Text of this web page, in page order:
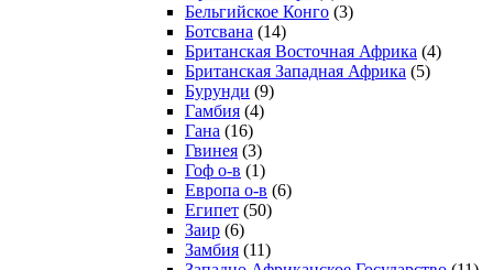
Бельгийское Конго (3)
Ботсвана (14)
Британская Восточная Африка (4)
Британская Западная Африка (5)
Бурунди (9)
Гамбия (4)
Гана (16)
Гвинея (3)
Гоф о-в (1)
Европа о-в (6)
Египет (50)
Заир (6)
Замбия (11)